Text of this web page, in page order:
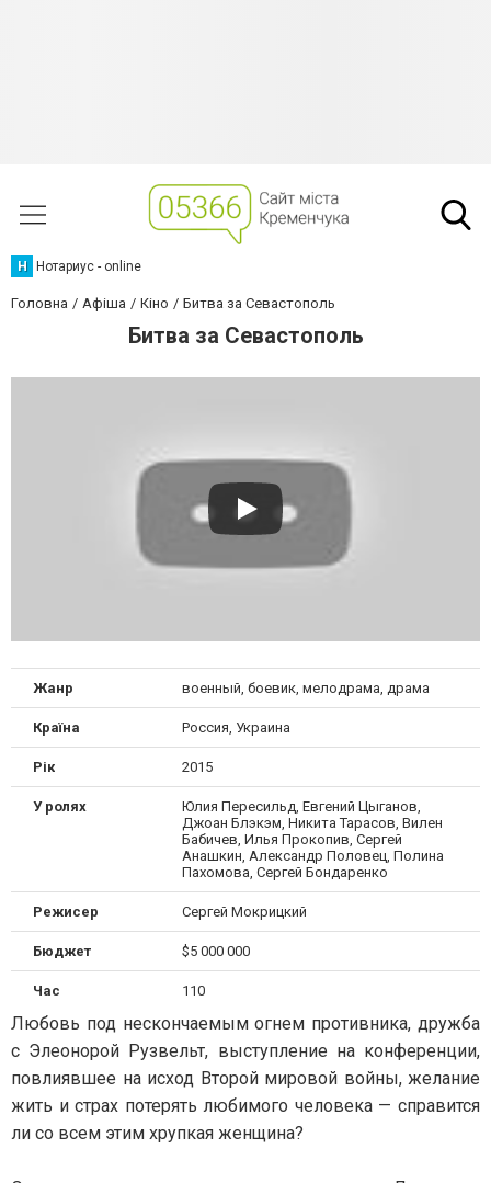
Н Нотариус - online
Головна Афіша Кіно Битва за Севастополь
Битва за Севастополь
Жанр военный, боевик, мелодрама, драма
Країна Россия, Украина
Рік 2015
У ролях
Юлия Пересильд, Евгений Цыганов,
Джоан Блэкэм, Никита Тарасов, Вилен
Бабичев, Илья Прокопив, Сергей
Анашкин, Александр Половец, Полина
Пахомова, Сергей Бондаренко
Режисер Сергей Мокрицкий
Бюджет $5 000 000
Час 110
Любовь под нескончаемым огнем противника, дружба
с Элеонорой Рузвельт, выступление на конференции,
повлиявшее на исход Второй мировой войны, желание
жить и страх потерять любимого человека — справится
ли со всем этим хрупкая женщина?